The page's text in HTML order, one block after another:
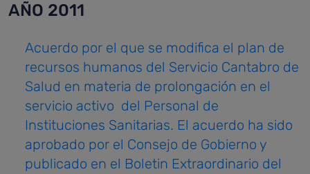
AÑO 2011
Acuerdo por el que se modifica el plan de
recursos humanos del Servicio Cantabro de
Salud en materia de prolongación en el
servicio activo del Personal de
Instituciones Sanitarias. El acuerdo ha sido
aprobado por el Consejo de Gobierno y
publicado en el Boletin Extraordinario del